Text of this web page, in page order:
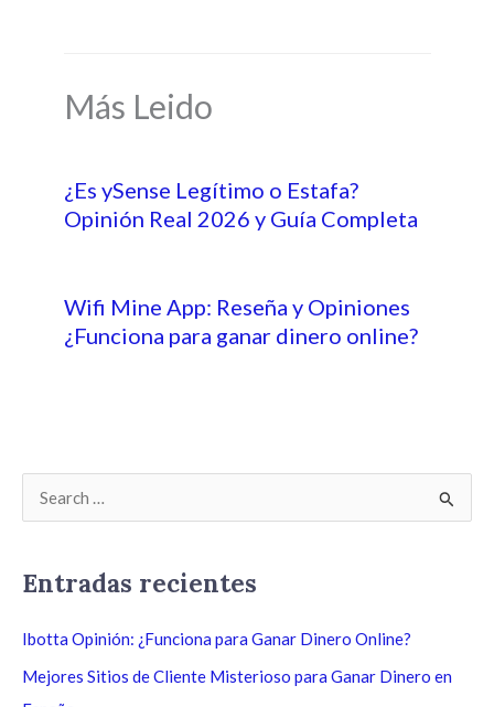
Más Leido
¿Es ySense Legítimo o Estafa?
Opinión Real 2026 y Guía Completa
Wifi Mine App: Reseña y Opiniones
¿Funciona para ganar dinero online?
a
r
p
Entradas recientes
Ibotta Opinión: ¿Funciona para Ganar Dinero Online?
Mejores Sitios de Cliente Misterioso para Ganar Dinero en